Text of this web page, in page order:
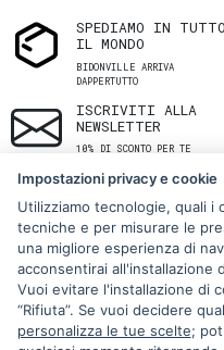
SPEDIAMO IN TUTTO
IL MONDO
BIDONVILLE ARRIVA
DAPPERTUTTO
ISCRIVITI ALLA
NEWSLETTER
10% DI SCONTO PER TE
Via Melo
Impostazioni privacy e cookie
Utilizziamo tecnologie, quali i
tecniche e per misurare le
una migliore esperienza di
acconsentirai all'installazione
Vuoi evitare l'installazione di
“Rifiuta”. Se vuoi decidere
personalizza le tue scelte;